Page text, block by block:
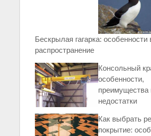
Бескрылая гагарка: особенности
распространение
Консольный
особенности,
преимущества
недостатки
Как выбрать
покрытие: